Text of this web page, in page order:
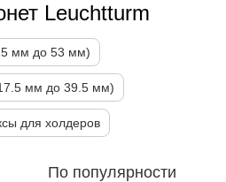
Leuchtturm
мм до 53 мм)
мм до 39.5 мм)
для холдеров
По популярности